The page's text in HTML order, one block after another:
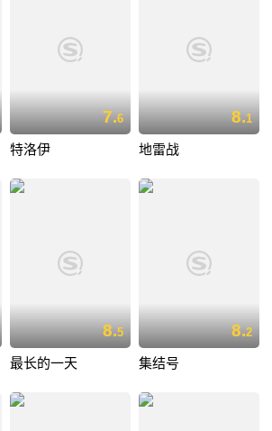
7.6
特洛伊
8.1
地雷战
8.5
最长的一天
8.2
集结号